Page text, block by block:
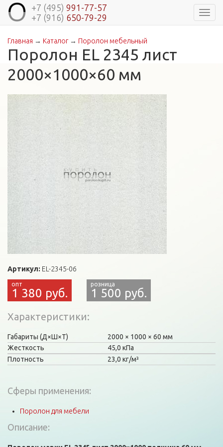
+7 (495) 991-77-57
+7 (916) 650-79-29
Вы здесь
Главная → Каталог→ Поролон мебельный
Поролон EL 2345 лист
2000×1000×60 мм
Артикул: EL-2345-06
1 380 руб. 1 500 руб.
Характеристики
Габариты (Д×Ш×Т) 2000 1000
60 мм
Жесткость
45,0 кПа
Плотность
23,0 кг/м³
Сферы применения:
Поролон для мебели
Описание: